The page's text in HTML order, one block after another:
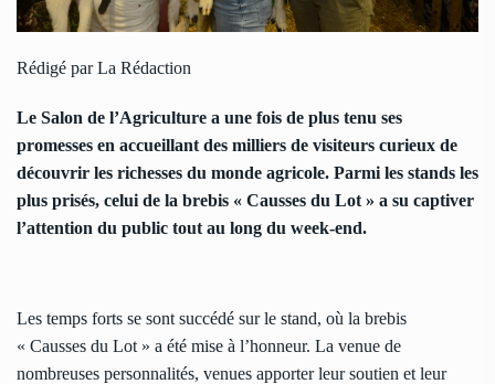
Rédigé par La Rédaction
Le Salon de l’Agriculture a une fois de plus tenu ses
promesses en accueillant des milliers de visiteurs curieux de
découvrir les richesses du monde agricole. Parmi les stands les
plus prisés, celui de la brebis « Causses du Lot » a su captiver
l’attention du public tout au long du week-end.
Les temps forts se sont succédé sur le stand, où la brebis
« Causses du Lot » a été mise à l’honneur. La venue de
nombreuses personnalités, venues apporter leur soutien et leur